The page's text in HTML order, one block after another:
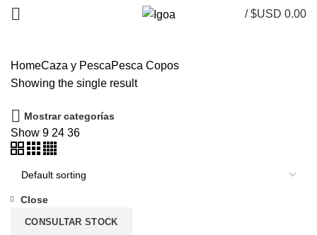
/ $USD 0.00
HomeCaza y PescaPesca Copos
Showing the single result
Mostrar categorías
Show 9 24 36
CONSULTAR STOCK
Close